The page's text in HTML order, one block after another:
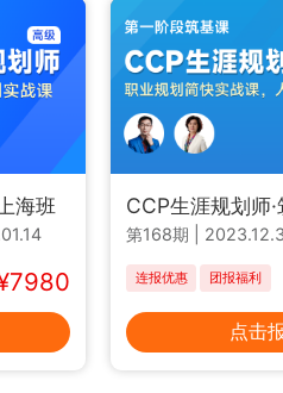
海班 CCP生涯规划师
第168期
连报优惠 团报福利
点击